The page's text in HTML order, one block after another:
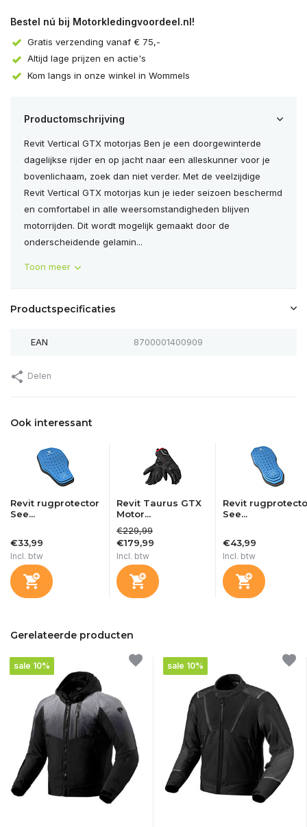
Bestel nú bij Motorkledingvoordeel.nl!
Gratis verzending vanaf € 75,-
Altijd lage prijzen en actie's
Kom langs in onze winkel in Wommels
Productomschrijving
Revit Vertical GTX motorjas Ben je een doorgewinterde
dagelijkse rijder en op jacht naar een alleskunner voor je
bovenlichaam, zoek dan niet verder. Met de veelzijdige
Revit Vertical GTX motorjas kun je ieder seizoen beschermd
en comfortabel in alle weersomstandigheden blijven
motorrijden. Dit wordt mogelijk gemaakt door de
onderscheidende gelamin...
Toon meer
Productspecificaties
EAN 8700001400909
Delen
Ook interessant
Revit rugprotector
See...
€33,99
Incl. btw
Revit Taurus GTX
Motor...
€229,99
€179,99
Incl. btw
Revit
See...
€43,99
Incl. btw
Gerelateerde producten
sale 10% sale 10%